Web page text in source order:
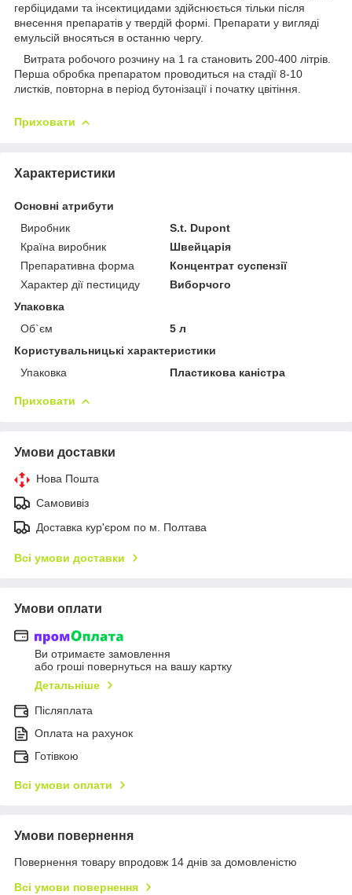
гербіцидами та інсектицидами здійснюється тільки після
внесення препаратів у твердій формі. Препарати у вигляді
емульсій вносяться в останню чергу.
Витрата робочого розчину на 1 га становить 200-400 літрів.
Перша обробка препаратом проводиться на стадії 8-10
листків, повторна в період бутонізації і початку цвітіння.
Приховати
Характеристики
Основні атрибути
Виробник
S.t. Dupont
Країна виробник
Швейцарія
Препаративна форма
Концентрат суспензії
Характер дії пестициду
Виборчого
Упаковка
Об`єм
5 л
Користувальницькі характеристики
Упаковка
Пластикова каністра
Приховати
Умови доставки
Нова Пошта
Самовивіз
Доставка кур'єром по м. Полтава
Всі умови доставки
Умови оплати
Ви отримаєте замовлення
або гроші повернуться на вашу картку
Детальніше
Післяплата
Оплата на рахунок
Готівкою
Всі умови оплати
Умови повернення
Повернення товару впродовж 14 днів за домовленістю
Всі умови повернення